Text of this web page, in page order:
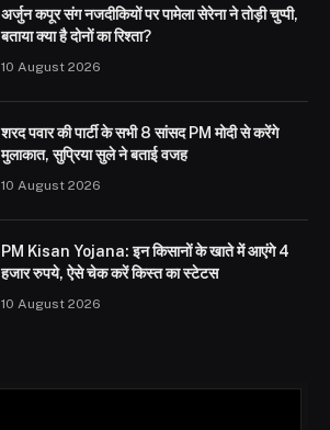
अर्जुन कपूर संग नजदीकियों पर पामेला सेरेना ने तोड़ी चुप्पी,
बताया क्या है दोनों का रिश्ता?
10 August 2026
शरद पवार की पार्टी के सभी 8 सांसद PM मोदी से करेंगे
मुलाकात, सुप्रिया सुले ने बताई वजह
10 August 2026
PM Kisan Yojana: इन किसानों के खाते में आएंगे 4
हजार रुपये, ऐसे चेक करें किस्त का स्टेटस
10 August 2026